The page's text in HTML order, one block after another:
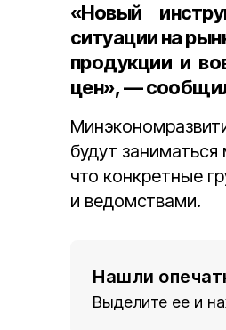
«Новый
ситуации на
продукции и
цен», —
будут
что конкретные
и ведомствами.
Нашли
Выделите ее и